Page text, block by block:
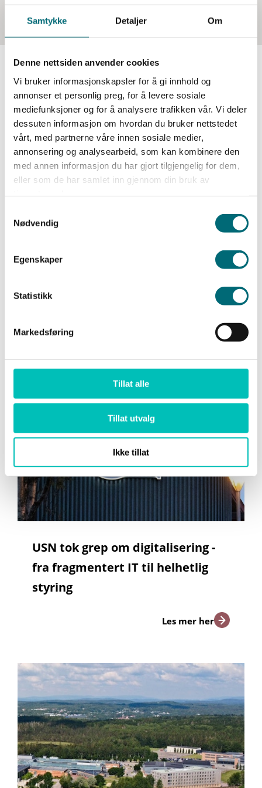
Samtykke Detaljer Om
Denne nettsiden anvender cookies
Vi bruker informasjonskapsler for å gi innhold og
annonser et personlig preg, for å levere sosiale
mediefunksjoner og for å analysere trafikken vår. Vi deler
dessuten informasjon om hvordan du bruker nettstedet
vårt, med partnerne våre innen sosiale medier,
annonsering og analysearbeid, som kan kombinere den
med annen informasjon du har gjort tilgjengelig for dem,
eller som de har samlet inn gjennom din bruk av
m
y
Nødvendig
Egenskaper
Statistikk
Markedsføring
Tillat alle
Tillat utvalg
Ikke tillat
Kundehistorier
USN tok grep om digitalisering -
fra fragmentert IT til helhetlig
styring
Les mer her